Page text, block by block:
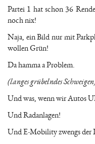
Partei 1 hat schon 36
noch nix!
Naja, ein Bild nur mit
wollen Grün!
Da hamma a Problem.
(langes grübelndes
Und was, wenn wir Autos
Und Radanlagen!
Und E-Mobility zwengs der